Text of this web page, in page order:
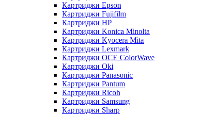
Картриджи Epson
Картриджи Fujifilm
Картриджи HP
Картриджи Konica Minolta
Картриджи Kyocera Mita
Картриджи Lexmark
Картриджи OCE ColorWave
Картриджи Oki
Картриджи Panasonic
Картриджи Pantum
Картриджи Ricoh
Картриджи Samsung
Картриджи Sharp